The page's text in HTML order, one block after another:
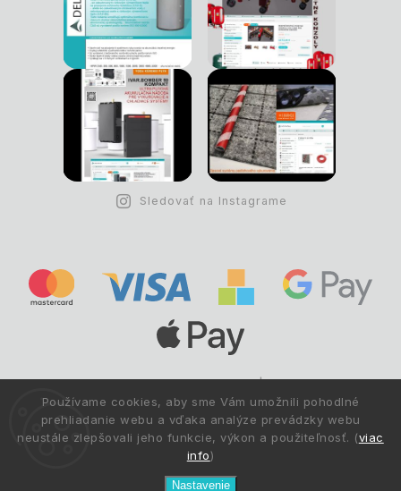
Používame cookies, aby sme Vám umožnili pohodlné
prehliadanie webu a vďaka analýze prevádzky webu
neustále zlepšovali jeho funkcie, výkon a použiteľnosť. (viac
info)
Nastavenie
Sledovať na Instagrame
Copyright © 1993 -2026 Deltastav.sk|
.
Všetky práva vyhradené.